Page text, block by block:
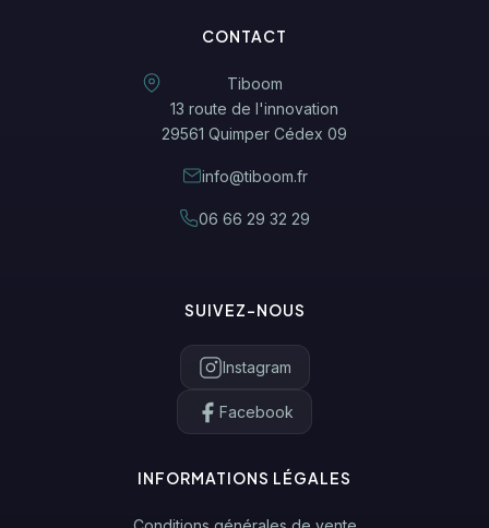
CONTACT
Tiboom
13 route de l'innovation
29561 Quimper Cédex 09
info@tiboom.fr
06 66 29 32 29
SUIVEZ-NOUS
Instagram
Facebook
INFORMATIONS LÉGALES